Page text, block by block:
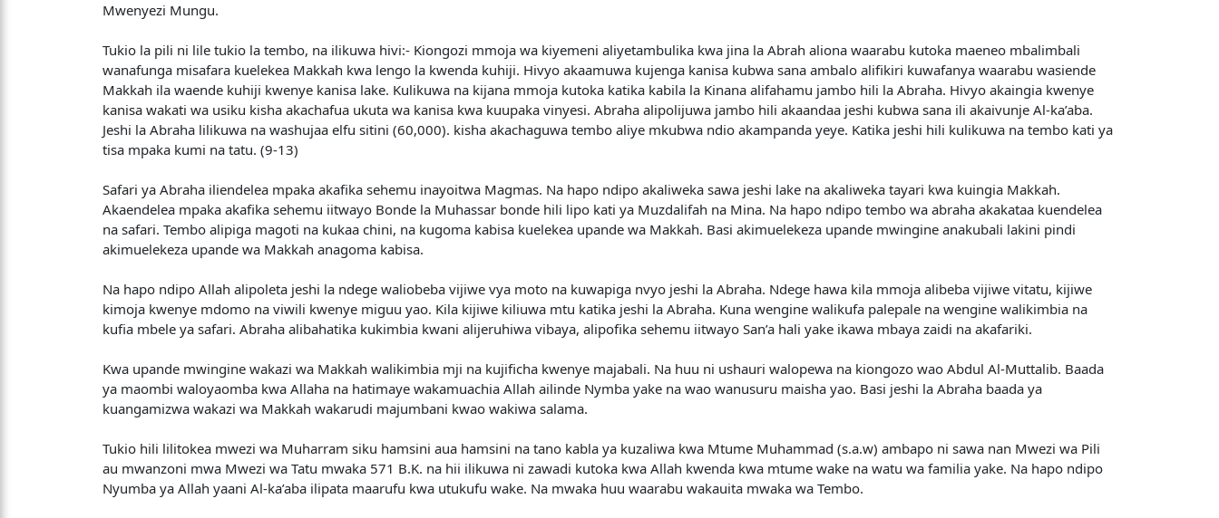
Mwenyezi Mungu.
Tukio la pili ni lile tukio la tembo, na ilikuwa hivi:- Kiongozi mmoja wa kiyemeni aliyetambulika kwa jina la Abrah aliona waarabu kutoka maeneo mbalimbali
wanafunga misafara kuelekea Makkah kwa lengo la kwenda kuhiji. Hivyo akaamuwa kujenga kanisa kubwa sana ambalo alifikiri kuwafanya waarabu wasiende
Makkah ila waende kuhiji kwenye kanisa lake. Kulikuwa na kijana mmoja kutoka katika kabila la Kinana alifahamu jambo hili la Abraha. Hivyo akaingia kwenye
kanisa wakati wa usiku kisha akachafua ukuta wa kanisa kwa kuupaka vinyesi. Abraha alipolijuwa jambo hili akaandaa jeshi kubwa sana ili akaivunje Al-ka’aba.
Jeshi la Abraha lilikuwa na washujaa elfu sitini (60,000). kisha akachaguwa tembo aliye mkubwa ndio akampanda yeye. Katika jeshi hili kulikuwa na tembo kati ya
tisa mpaka kumi na tatu. (9-13)
Safari ya Abraha iliendelea mpaka akafika sehemu inayoitwa Magmas. Na hapo ndipo akaliweka sawa jeshi lake na akaliweka tayari kwa kuingia Makkah.
Akaendelea mpaka akafika sehemu iitwayo Bonde la Muhassar bonde hili lipo kati ya Muzdalifah na Mina. Na hapo ndipo tembo wa abraha akakataa kuendelea
na safari. Tembo alipiga magoti na kukaa chini, na kugoma kabisa kuelekea upande wa Makkah. Basi akimuelekeza upande mwingine anakubali lakini pindi
akimuelekeza upande wa Makkah anagoma kabisa.
Na hapo ndipo Allah alipoleta jeshi la ndege waliobeba vijiwe vya moto na kuwapiga nvyo jeshi la Abraha. Ndege hawa kila mmoja alibeba vijiwe vitatu, kijiwe
kimoja kwenye mdomo na viwili kwenye miguu yao. Kila kijiwe kiliuwa mtu katika jeshi la Abraha. Kuna wengine walikufa palepale na wengine walikimbia na
kufia mbele ya safari. Abraha alibahatika kukimbia kwani alijeruhiwa vibaya, alipofika sehemu iitwayo San’a hali yake ikawa mbaya zaidi na akafariki.
Kwa upande mwingine wakazi wa Makkah walikimbia mji na kujificha kwenye majabali. Na huu ni ushauri walopewa na kiongozo wao Abdul Al-Muttalib. Baada
ya maombi waloyaomba kwa Allaha na hatimaye wakamuachia Allah ailinde Nymba yake na wao wanusuru maisha yao. Basi jeshi la Abraha baada ya
kuangamizwa wakazi wa Makkah wakarudi majumbani kwao wakiwa salama.
Tukio hili lilitokea mwezi wa Muharram siku hamsini aua hamsini na tano kabla ya kuzaliwa kwa Mtume Muhammad (s.a.w) ambapo ni sawa nan Mwezi wa Pili
au mwanzoni mwa Mwezi wa Tatu mwaka 571 B.K. na hii ilikuwa ni zawadi kutoka kwa Allah kwenda kwa mtume wake na watu wa familia yake. Na hapo ndipo
Nyumba ya Allah yaani Al-ka’aba ilipata maarufu kwa utukufu wake. Na mwaka huu waarabu wakauita mwaka wa Tembo.